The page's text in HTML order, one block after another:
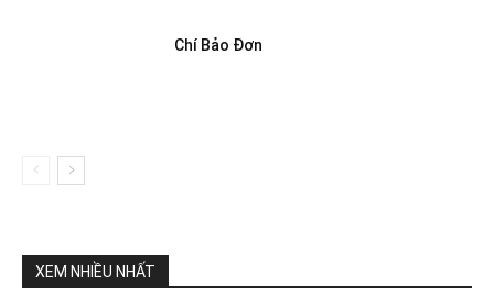
Chí Bảo Đơn
XEM NHIỀU NHẤT